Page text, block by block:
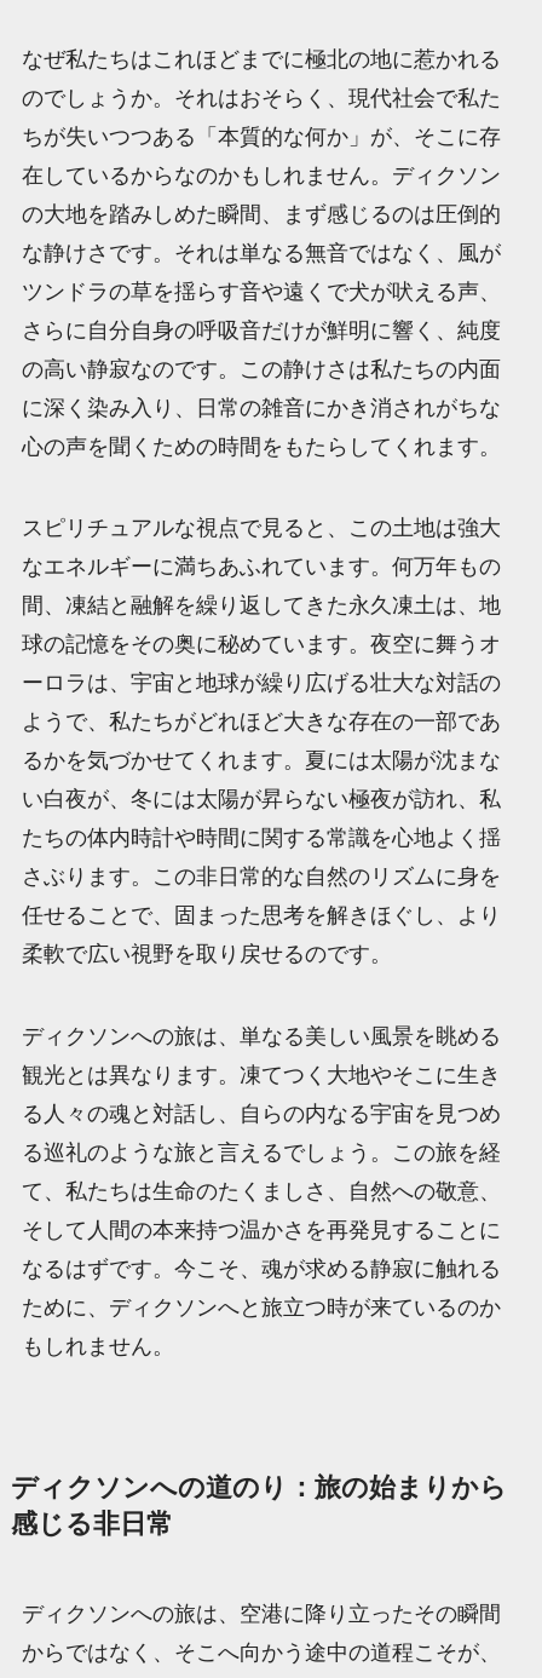
なぜ私たちはこれほどまでに極北の地に惹かれる
のでしょうか。それはおそらく、現代社会で私た
ちが失いつつある「本質的な何か」が、そこに存
在しているからなのかもしれません。ディクソン
の大地を踏みしめた瞬間、まず感じるのは圧倒的
な静けさです。それは単なる無音ではなく、風が
ツンドラの草を揺らす音や遠くで犬が吠える声、
さらに自分自身の呼吸音だけが鮮明に響く、純度
の高い静寂なのです。この静けさは私たちの内面
に深く染み入り、日常の雑音にかき消されがちな
心の声を聞くための時間をもたらしてくれます。
スピリチュアルな視点で見ると、この土地は強大
なエネルギーに満ちあふれています。何万年もの
間、凍結と融解を繰り返してきた永久凍土は、地
球の記憶をその奥に秘めています。夜空に舞うオ
ーロラは、宇宙と地球が繰り広げる壮大な対話の
ようで、私たちがどれほど大きな存在の一部であ
るかを気づかせてくれます。夏には太陽が沈まな
い白夜が、冬には太陽が昇らない極夜が訪れ、私
たちの体内時計や時間に関する常識を心地よく揺
さぶります。この非日常的な自然のリズムに身を
任せることで、固まった思考を解きほぐし、より
柔軟で広い視野を取り戻せるのです。
ディクソンへの旅は、単なる美しい風景を眺める
観光とは異なります。凍てつく大地やそこに生き
る人々の魂と対話し、自らの内なる宇宙を見つめ
る巡礼のような旅と言えるでしょう。この旅を経
て、私たちは生命のたくましさ、自然への敬意、
そして人間の本来持つ温かさを再発見することに
なるはずです。今こそ、魂が求める静寂に触れる
ために、ディクソンへと旅立つ時が来ているのか
もしれません。
ディクソンへの道のり：旅の始まりから
感じる非日常
ディクソンへの旅は、空港に降り立ったその瞬間
からではなく、そこへ向かう途中の道程こそが、